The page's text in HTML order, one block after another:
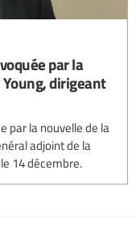
par la
dirigeant
par la nouvelle de la
adjoint de la
14 décembre.